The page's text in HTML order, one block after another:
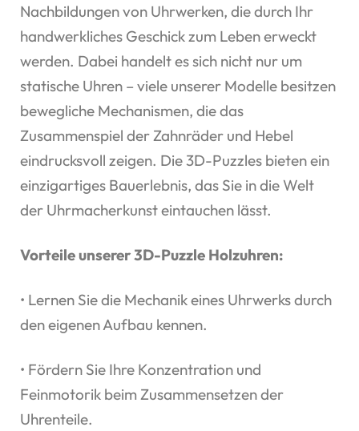
Nachbildungen von Uhrwerken, die durch Ihr
handwerkliches Geschick zum Leben erweckt
werden. Dabei handelt es sich nicht nur um
statische Uhren – viele unserer Modelle besitzen
bewegliche Mechanismen, die das
Zusammenspiel der Zahnräder und Hebel
eindrucksvoll zeigen. Die 3D-Puzzles bieten ein
einzigartiges Bauerlebnis, das Sie in die Welt
der Uhrmacherkunst eintauchen lässt.
Vorteile unserer 3D-Puzzle Holzuhren:
• Lernen Sie die Mechanik eines Uhrwerks durch
den eigenen Aufbau kennen.
• Fördern Sie Ihre Konzentration und
Feinmotorik beim Zusammensetzen der
Uhrenteile.